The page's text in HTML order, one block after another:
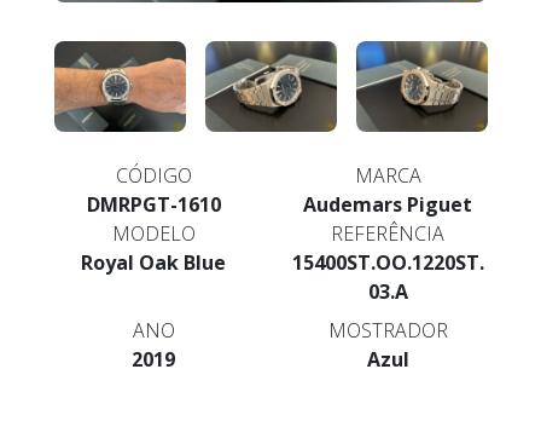
CÓDIGO
DMRPGT-1610
MARCA
Audemars Piguet
MODELO
Royal Oak Blue
REFERÊNCIA
15400ST.OO.1220ST.
03.A
ANO
2019
MOSTRADOR
Azul